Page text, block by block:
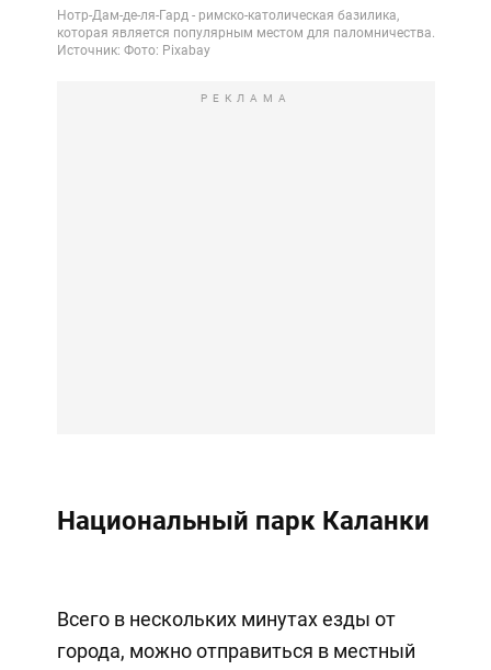
РЕКЛАМА
Национальный парк Каланки
Всего в нескольких минутах езды от
города, можно отправиться в местный